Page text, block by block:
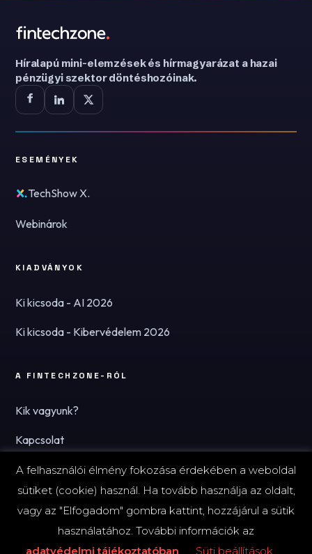
Híralapú mini-elemzések és hírmagyarázat a hazai
pénzügyi szektor döntéshozóinak.
ESEMÉNYEK
TechShow X.
Webinárok
KIADVÁNYOK
Ki kicsoda - AI 2026
Ki kicsoda - Kibervédelem 2026
A FINTECHZONE-RÓL
Kik vagyunk?
Kapcsolat
Hírlevél
© 2026 FinTechZone.hu - A FinTech Group Kft.
A felhasználói élmény fokozása érdekében a weboldal
sütiket (cookie) használ. Ha tovább használja az oldalt,
vagy az "Elfogadom" gombra kattint, hozzájárul a sütik
használatához. További információk az
adatvédelmi tájékoztatóban
Süti beállítások